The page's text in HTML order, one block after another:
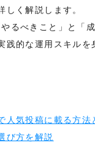
しく解説します。
るべきこと」と「
践的な運用スキルを
人気投稿に載る方法
び方を解説